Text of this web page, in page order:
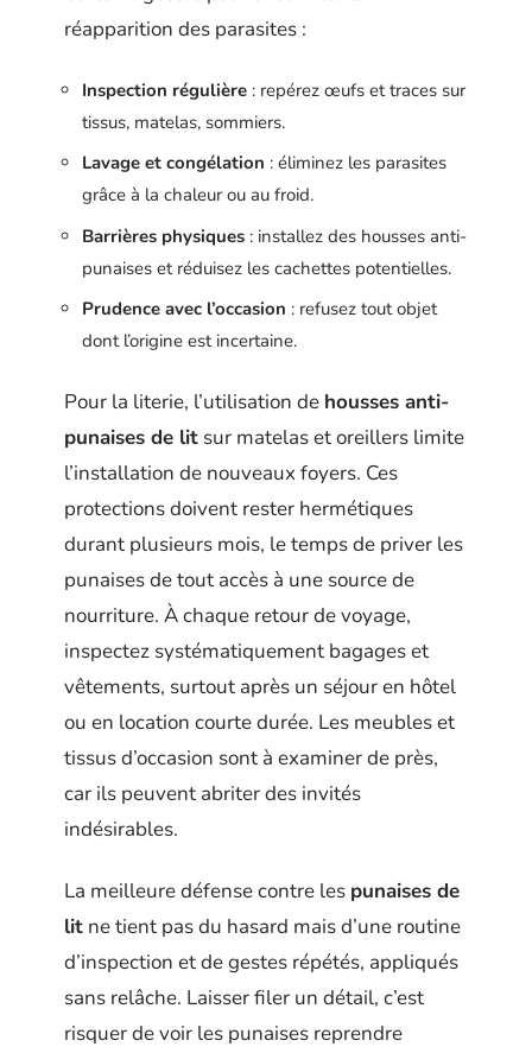
réapparition des parasites :
Inspection régulière : repérez œufs et traces sur
tissus, matelas, sommiers.
Lavage et congélation : éliminez les parasites
grâce à la chaleur ou au froid.
Barrières physiques : installez des housses anti-
punaises et réduisez les cachettes potentielles.
Prudence avec l’occasion : refusez tout objet
dont l’origine est incertaine.
Pour la literie, l’utilisation de housses anti-
punaises de lit sur matelas et oreillers limite
l’installation de nouveaux foyers. Ces
protections doivent rester hermétiques
durant plusieurs mois, le temps de priver les
punaises de tout accès à une source de
nourriture. À chaque retour de voyage,
inspectez systématiquement bagages et
vêtements, surtout après un séjour en hôtel
ou en location courte durée. Les meubles et
tissus d’occasion sont à examiner de près,
car ils peuvent abriter des invités
indésirables.
La meilleure défense contre les punaises de
lit ne tient pas du hasard mais d’une routine
d’inspection et de gestes répétés, appliqués
sans relâche. Laisser filer un détail, c’est
risquer de voir les punaises reprendre